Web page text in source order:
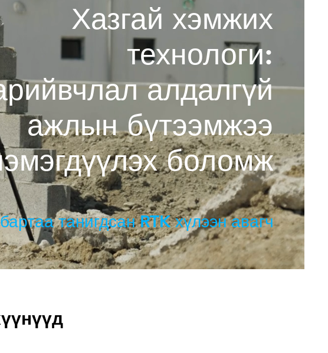
Хазгай хэмжих
технологи:
алдалгүй
ажлын бүтээмжээ
боломж
танигдсан RTK хүлээн авагч